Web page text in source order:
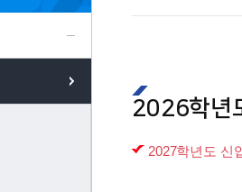
2026학년
2027학년도 신